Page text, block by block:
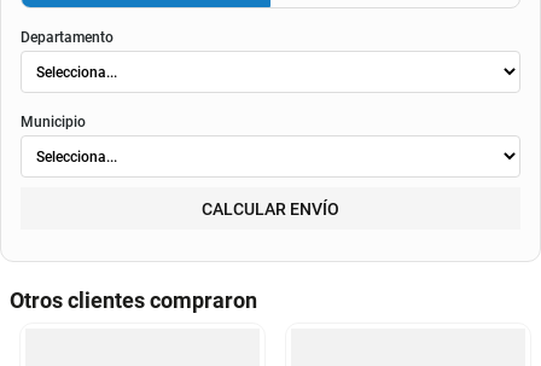
Departamento
Municipio
CALCULAR ENVÍO
Otros clientes compraron